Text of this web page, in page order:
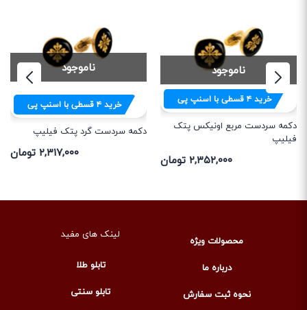
خرید۴قسطی با اسنپ پی
دکمه سردست مربع اونیکس پتک
فیلیپ
۲,۳۵۲,۰۰۰ تومان
ناموجود
خرید۴قسطی با اسنپ پی
دکمه سردست گرد پتک فیلیپ
۲,۳۱۷,۰۰۰ تومان
ناموجود
محصولات ویژه
درباره ما
نحوه ثبت سفارش
لینک های مفید
تابلو طلا
تابلو سنتی